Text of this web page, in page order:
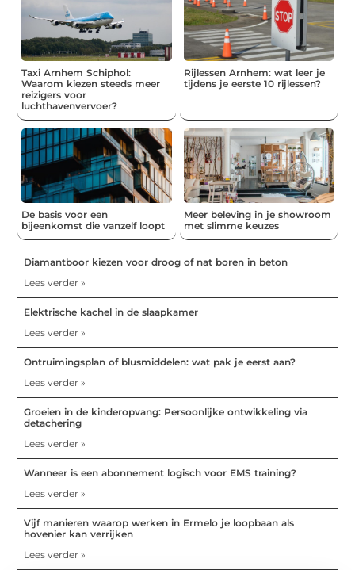
Taxi Arnhem Schiphol:
Waarom kiezen steeds meer
reizigers voor
luchthavenvervoer?
Rijlessen Arnhem: wat leer je
tijdens je eerste 10 rijlessen?
De basis voor een
bijeenkomst die vanzelf loopt
Meer beleving in je showroom
met slimme keuzes
Diamantboor kiezen voor droog of nat boren in beton
Lees verder »
Elektrische kachel in de slaapkamer
Lees verder »
Ontruimingsplan of blusmiddelen: wat pak je eerst aan?
Lees verder »
Groeien in de kinderopvang: Persoonlijke ontwikkeling via
detachering
Lees verder »
Wanneer is een abonnement logisch voor EMS training?
Lees verder »
Vijf manieren waarop werken in Ermelo je loopbaan als
hovenier kan verrijken
Lees verder »